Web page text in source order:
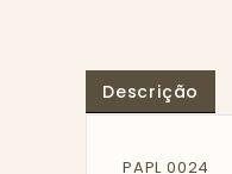
Descrição
PAPL 0024